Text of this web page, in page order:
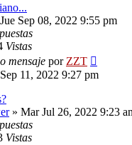
Jue Sep 08, 2022 9:55 pm
Vistas
mensaje por ZZT
11, 2022 9:27 pm
» Mar Jul 26, 2022 9:23
Vistas